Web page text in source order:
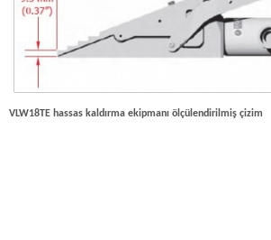
VLW18TE hassas kaldırma ekipmanı ölçülendirilmiş çizim